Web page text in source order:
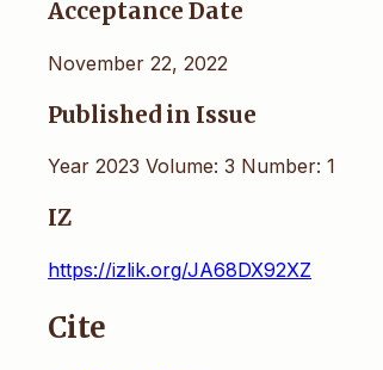
Acceptance Date
November 22, 2022
Published in Issue
Year 2023 Volume: 3 Number: 1
IZ
https://izlik.org/JA68DX92XZ
Cite